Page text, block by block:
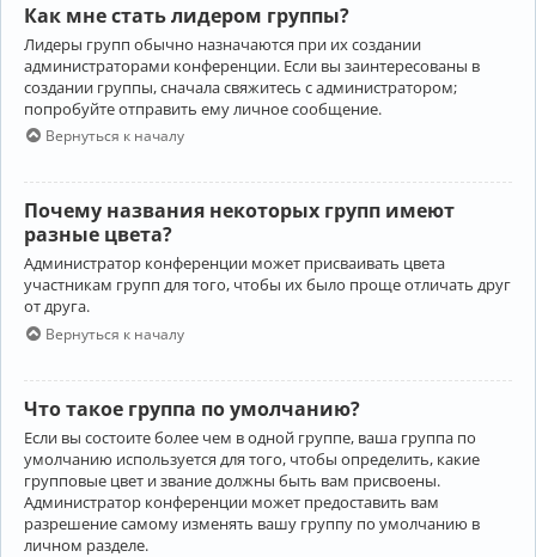
Как мне стать лидером группы?
Лидеры групп обычно назначаются при их создании
администраторами конференции. Если вы заинтересованы в
создании группы, сначала свяжитесь с администратором;
попробуйте отправить ему личное сообщение.
Вернуться к началу
Почему названия некоторых групп имеют
разные цвета?
Администратор конференции может присваивать цвета
участникам групп для того, чтобы их было проще отличать друг
от друга.
Вернуться к началу
Что такое группа по умолчанию?
Если вы состоите более чем в одной группе, ваша группа по
умолчанию используется для того, чтобы определить, какие
групповые цвет и звание должны быть вам присвоены.
Администратор конференции может предоставить вам
разрешение самому изменять вашу группу по умолчанию в
личном разделе.